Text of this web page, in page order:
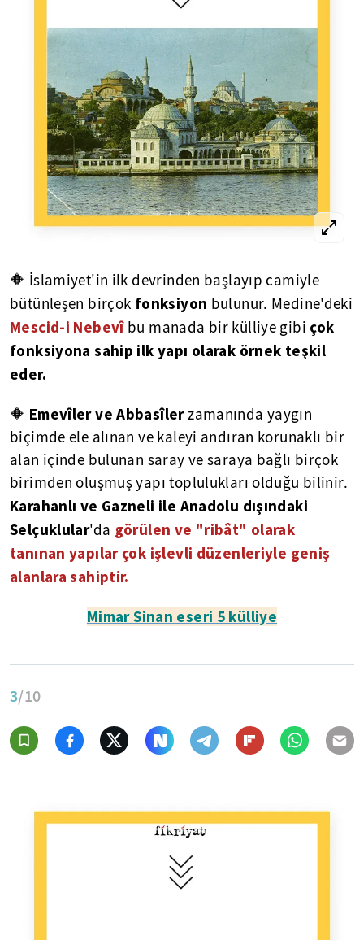
🔶 İslamiyet'in ilk devrinden başlayıp camiyle
bütünleşen birçok fonksiyon bulunur. Medine'deki
Mescid-i Nebevî bu manada bir külliye gibi çok
fonksiyona sahip ilk yapı olarak örnek teşkil
eder.
🔶 Emevîler ve Abbasîlerzamanında yaygın
biçimde ele alınan ve kaleyi andıran korunaklı bir
alan içinde bulunan saray ve saraya bağlı birçok
birimden oluşmuş yapı toplulukları olduğu bilinir.
Karahanlı ve Gazneli ile Anadolu dışındaki
Selçuklular'da görülen ve "ribât" olarak
tanınan yapılar çok işlevli düzenleriyle geniş
alanlara sahiptir.
Mimar Sinan eseri 5 külliye
3/10